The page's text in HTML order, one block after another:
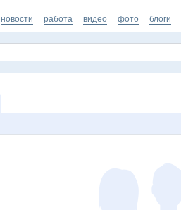
новости работа видео фото блоги